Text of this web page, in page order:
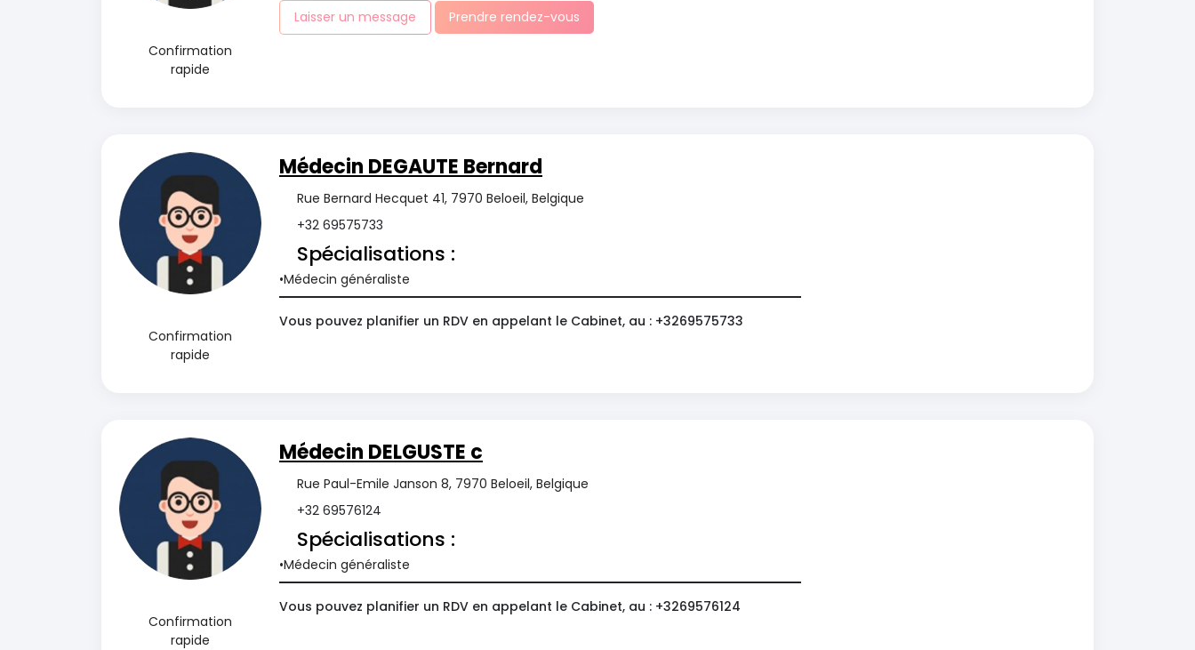
Confirmation
rapide
Laisser un message Prendre rendez-vous
Confirmation
rapide
Médecin DEGAUTE Bernard
Rue Bernard Hecquet 41, 7970 Beloeil, Belgique
+32 69575733
Spécialisations :
Médecin généraliste
Vous pouvez planifier un RDV en appelant le Cabinet, au : +3269575733
Confirmation
rapide
Médecin DELGUSTE c
Rue Paul-Emile Janson 8, 7970 Beloeil, Belgique
+32 69576124
Spécialisations :
Médecin généraliste
Vous pouvez planifier un RDV en appelant le Cabinet, au : +3269576124